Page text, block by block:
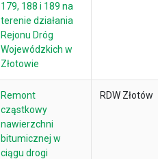
179, 188 i 189 na
terenie działania
Rejonu Dróg
Wojewódzkich w
Złotowie
Remont
cząstkowy
nawierzchni
bitumicznej w
ciągu drogi
RDW Złotów